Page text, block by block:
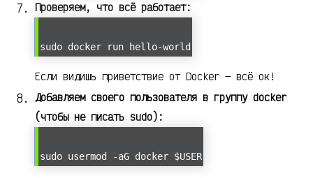
Проверяем, что всё работает:
sudo docker run hello-world
Если видишь приветствие от Docker — всё ок!
Добавляем своего пользователя в группу docker
(чтобы не писать sudo):
sudo usermod -aG docker $USER